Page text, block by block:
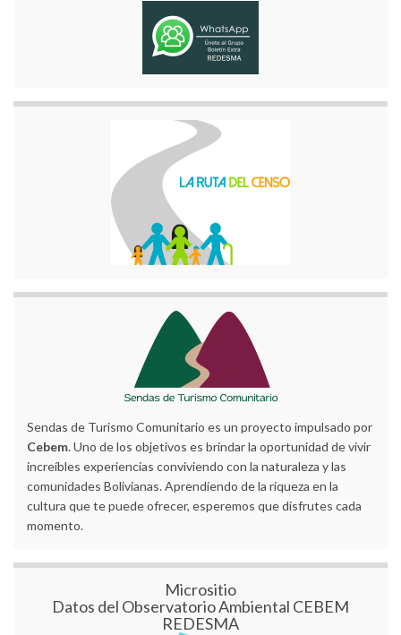
Sendas de Turismo Comunitario es un proyecto impulsado por
Cebem. Uno de los objetivos es brindar la oportunidad de vivir
increíbles experiencias conviviendo con la naturaleza y las
comunidades Bolivianas. Aprendiendo de la riqueza en la
cultura que te puede ofrecer, esperemos que disfrutes cada
momento.
Micrositio
Datos del Observatorio Ambiental CEBEM
REDESMA